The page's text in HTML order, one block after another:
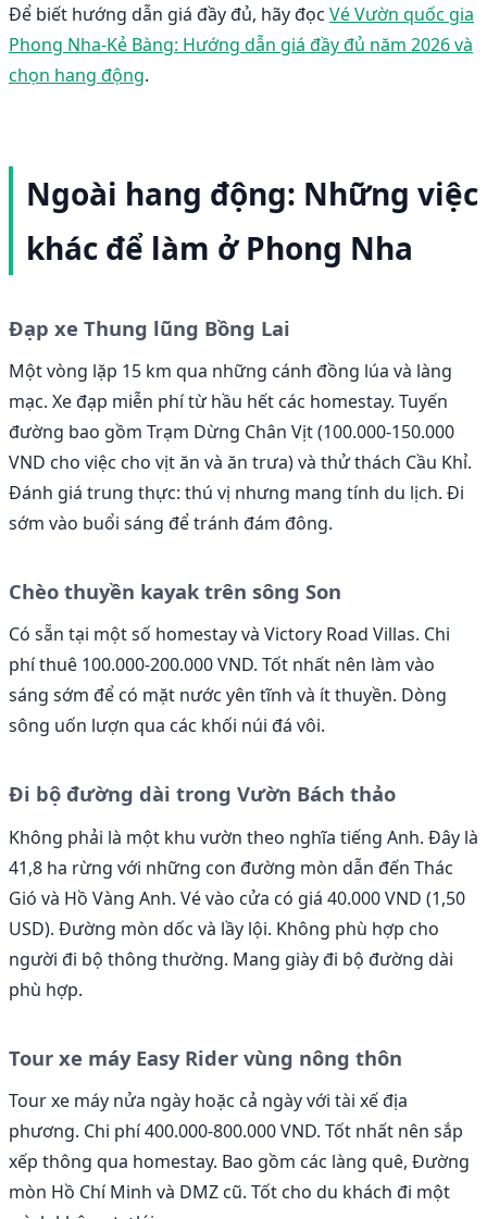
Để biết hướng dẫn giá đầy đủ, hãy đọc Vé Vườn quốc gia
Phong Nha-Kẻ Bàng: Hướng dẫn giá đầy đủ năm 2026 và
chọn hang động.
Ngoài hang động: Những việc
khác để làm ở Phong Nha
Đạp xe Thung lũng Bồng Lai
Một vòng lặp 15 km qua những cánh đồng lúa và làng
mạc. Xe đạp miễn phí từ hầu hết các homestay. Tuyến
đường bao gồm Trạm Dừng Chân Vịt (100.000-150.000
VND cho việc cho vịt ăn và ăn trưa) và thử thách Cầu Khỉ.
Đánh giá trung thực: thú vị nhưng mang tính du lịch. Đi
sớm vào buổi sáng để tránh đám đông.
Chèo thuyền kayak trên sông Son
Có sẵn tại một số homestay và Victory Road Villas. Chi
phí thuê 100.000-200.000 VND. Tốt nhất nên làm vào
sáng sớm để có mặt nước yên tĩnh và ít thuyền. Dòng
sông uốn lượn qua các khối núi đá vôi.
Đi bộ đường dài trong Vườn Bách thảo
Không phải là một khu vườn theo nghĩa tiếng Anh. Đây là
41,8 ha rừng với những con đường mòn dẫn đến Thác
Gió và Hồ Vàng Anh. Vé vào cửa có giá 40.000 VND (1,50
USD). Đường mòn dốc và lầy lội. Không phù hợp cho
người đi bộ thông thường. Mang giày đi bộ đường dài
phù hợp.
Tour xe máy Easy Rider vùng nông thôn
Tour xe máy nửa ngày hoặc cả ngày với tài xế địa
phương. Chi phí 400.000-800.000 VND. Tốt nhất nên sắp
xếp thông qua homestay. Bao gồm các làng quê, Đường
mòn Hồ Chí Minh và DMZ cũ. Tốt cho du khách đi một